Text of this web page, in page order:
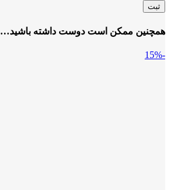
همچنین ممکن است دوست داشته باشید…
-15%